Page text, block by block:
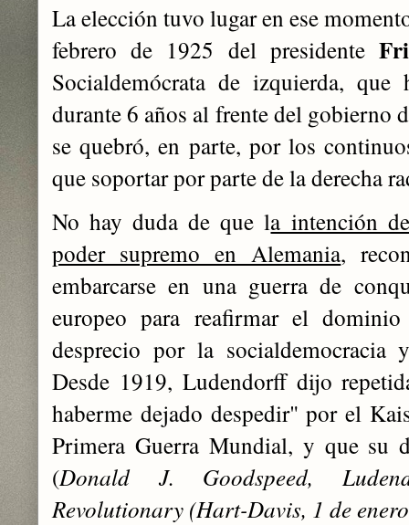
La elección tuvo lugar en ese
febrero de 1925 del presidente
Socialdemócrata de izquierda,
durante 6 años al frente del gobierno
se quebró, en parte, por los
que soportar por parte de la derecha
No hay duda de que la intención
poder supremo en Alemania,
embarcarse en una guerra de
europeo para reafirmar el
desprecio por la socialdemocracia
Desde 1919, Ludendorff dijo
haberme dejado despedir" por el
Primera Guerra Mundial, y que su
(Donald J. Goodspeed,
Revolutionary (Hart-Davis, 1 de